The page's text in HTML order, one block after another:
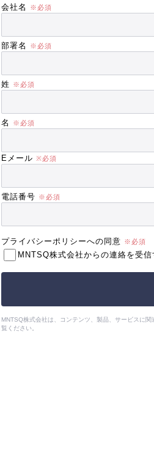
会社名
部署名
姓
名
Eメール
電話番号
プライバシーポリシーへの同意
MNTSQ株式会社からの連絡を受信
MNTSQ株式会社は、コンテンツ、製品、サービスに
覧ください。